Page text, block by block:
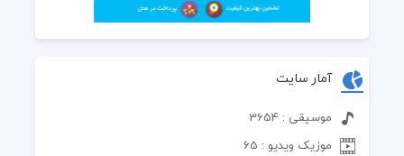
آمار سایت
موسیقی : 3654
موزیک ویدیو : 65